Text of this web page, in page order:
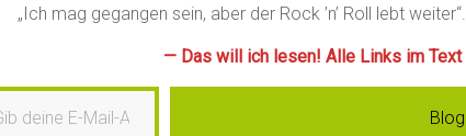
„Ich mag gegangen sein, aber der Rock ’n’ Roll lebt weiter“.
— Das will ich lesen! Alle Links im